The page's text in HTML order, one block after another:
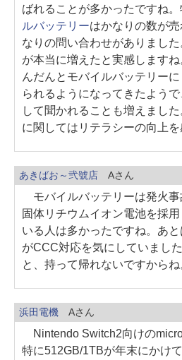
ばれることが多かったですね。
ルバッテリーはかなりの数が
なりの問い合わせがありまし
が本当に増えたと実感します
んだんとモバイルバッテリー
られるようになってきたよう
して聞かれることも増えまし
に関してはリテラシーの向上を
あきばお～弐號店Aさん
モバイルバッテリーは発火
固体リチウムイオン電池を採
いる人は多かったですね。あ
がCCC対応を気にしていまし
と、持って帰れないですからね
浜田電機 Aさん
Nintendo Switch2向けの
特に512GB/1TBが年末にかけ